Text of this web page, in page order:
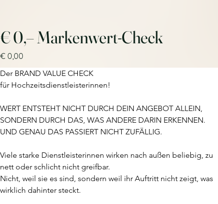
€ 0,– Markenwert-Check
Preis
€ 0,00
Der BRAND VALUE CHECK
für Hochzeitsdienstleisterinnen!
WERT ENTSTEHT NICHT DURCH DEIN ANGEBOT ALLEIN,
SONDERN DURCH DAS, WAS ANDERE DARIN ERKENNEN.
UND GENAU DAS PASSIERT NICHT ZUFÄLLIG.
Viele starke Dienstleisterinnen wirken nach außen beliebig, zu
nett oder schlicht nicht greifbar.
Nicht, weil sie es sind, sondern weil ihr Auftritt nicht zeigt, was
wirklich dahinter steckt.